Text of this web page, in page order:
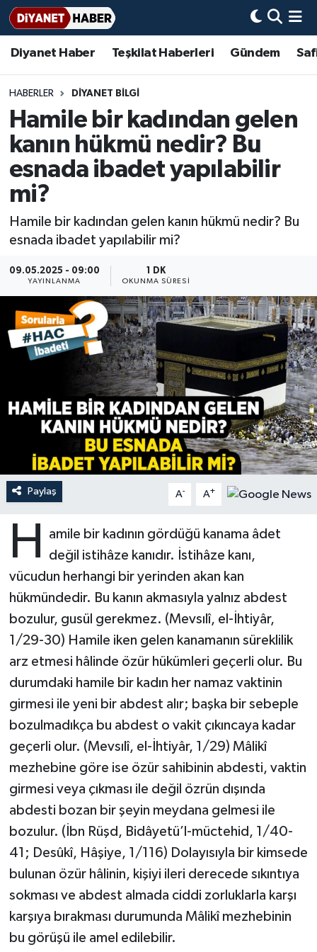
Diyanet Haber Teşkilat Haberleri Gündem
HABERLER DIYANET BILGI
Hamile bir kadından gelen
kanın hükmü nedir? Bu
esnada ibadet yapılabilir
mi?
Hamile bir kadından gelen kanın hükmü nedir? Bu
esnada ibadet yapılabilir mi?
09.05.2025 - 09:00
YAYINLANMA
1 DK
OKUNMA SÜRESI
Paylaş A- A+
H
amile bir kadının gördüğü kanama âdet
değil istihâze kanıdır. İstihâze kanı,
vücudun herhangi bir yerinden akan kan
hükmündedir. Bu kanın akmasıyla yalnız abdest
bozulur, gusül gerekmez. (Mevsılî, el-İhtiyâr,
1/29-30) Hamile iken gelen kanamanın süreklilik
arz etmesi hâlinde özür hükümleri geçerli olur. Bu
durumdaki hamile bir kadın her namaz vaktinin
girmesi ile yeni bir abdest alır; başka bir sebeple
bozulmadıkça bu abdest o vakit çıkıncaya kadar
geçerli olur. (Mevsılî, el-İhtiyâr, 1/29) Mâlikî
mezhebine göre ise özür sahibinin abdesti, vaktin
girmesi veya çıkması ile değil özrün dışında
abdesti bozan bir şeyin meydana gelmesi ile
bozulur. (İbn Rüşd, Bidâyetü’l-müctehid, 1/40-
41; Desûkî, Hâşiye, 1/116) Dolayısıyla bir kimsede
bulunan özür hâlinin, kişiyi ileri derecede sıkıntıya
sokması ve abdest almada ciddi zorluklarla karşı
karşıya bırakması durumunda Mâlikî mezhebinin
bu görüşü ile amel edilebilir.
Diyanet Haber
Teşkilat Haberleri
Adana Müftülüğü
Adıyaman Müftülüğü
Afyonkarahisar Müftülüğü
Ağrı Müftülüğü
Aksaray Müftülüğü
Amasya Müftülüğü
Ankara Müftülüğü
Antalya Müftülüğü
Ardahan Müftülüğü
Artvin Müftülüğü
Aydın Müftülüğü
Balıkesir Müftülüğü
Bartın Müftülüğü
Batman Müftülüğü
Bayburt Müftülüğü
Bilecik Müftülüğü
Bingöl Müftülüğü
Bitlis Müftülüğü
Bolu Müftülüğü
Burdur Müftülüğü
Bursa Müftülüğü
Çanakkale Müftülüğü
Çankırı Müftülüğü
Çorum Müftülüğü
Denizli Müftülüğü
Gündem
#Keşfet
Bir Ayet
Bir Hikaye
Biyografiler
Dini kavramlar
Diyanet Bilgi
Diyanet Takvimi
Dualar
Hadislerle İslam
Kudüs
Mukabele
Peygamberimizin Hayatı
Ramazan
Sahabeler
Zekat
Basında Bugün
DİYANET eKİTAP
Diyanet Dergi
Aile Dergisi
Aylık Dergi
Hutbeler
DİYANET AKADEMİ
DİYANET GENÇLİK
DİYANET RADYO/TV
DEPREM
Dünya
Eğitim
İmam Hatip Okulları
Kültür-Sanat
Aile
Sağlık
Makaleler
Başmakale
Ekonomi
Duyurular
Podcast
Hadis-i Şerifler
Hayat Okumaları
Bilim, Teknoloji
Diyanet TV
Nöbetçi Eczaneler
Hava Durumu
Ankara Namaz Vakitleri
Trafik Durumu
Süper Lig Puan Durumu ve Fikstür
Tüm Manşetler
Son Dakika Haberleri
Haber Arşivi